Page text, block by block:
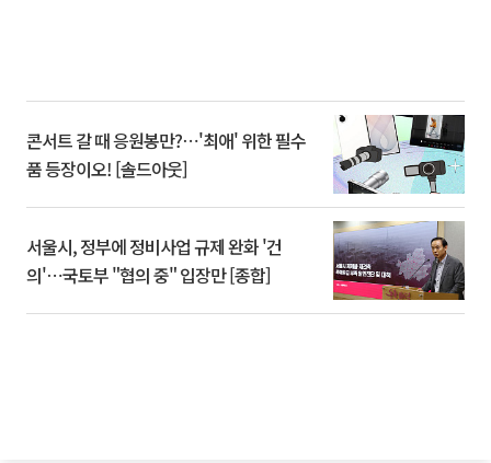
콘서트 갈 때 응원봉만?⋯'최애' 위한 필수
품 등장이오! [솔드아웃]
서울시, 정부에 정비사업 규제 완화 '건
의'⋯국토부 "협의 중" 입장만 [종합]